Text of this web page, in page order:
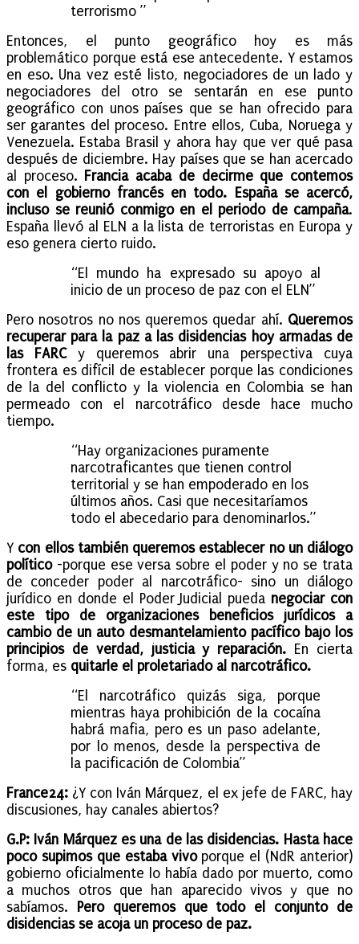
terrorismo ”
Entonces, el punto geográfico hoy es más
problemático porque está ese antecedente. Y estamos
en eso. Una vez esté listo, negociadores de un lado y
negociadores del otro se sentarán en ese punto
geográfico con unos países que se han ofrecido para
ser garantes del proceso. Entre ellos, Cuba, Noruega y
Venezuela. Estaba Brasil y ahora hay que ver qué pasa
después de diciembre. Hay países que se han acercado
al proceso. Francia acaba de decirme que contemos
con el gobierno francés en todo. España se acercó,
incluso se reunió conmigo en el periodo de campaña.
España llevó al ELN a la lista de terroristas en Europa y
eso genera cierto ruido.
“El mundo ha expresado su apoyo al
inicio de un proceso de paz con el ELN”
Pero nosotros no nos queremos quedar ahí. Queremos
recuperar para la paz a las disidencias hoy armadas de
las FARCy queremos abrir una perspectiva cuya
frontera es difícil de establecer porque las condiciones
de la del conflicto y la violencia en Colombia se han
permeado con el narcotráfico desde hace mucho
tiempo.
“Hay organizaciones puramente
narcotraficantes que tienen control
territorial y se han empoderado en los
últimos años. Casi que necesitaríamos
todo el abecedario para denominarlos.”
Y con ellos también queremos establecer no un diálogo
político-porque ese versa sobre el poder y no se trata
de conceder poder al narcotráfico- sino un diálogo
jurídico en donde el Poder Judicial pueda negociar con
este tipo de organizaciones beneficios jurídicos a
cambio de un auto desmantelamiento pacífico bajo los
principios de verdad, justicia y reparación. En cierta
forma, es quitarle el proletariado al narcotráfico.
“El narcotráfico quizás siga, porque
mientras haya prohibición de la cocaína
habrá mafia, pero es un paso adelante,
por lo menos, desde la perspectiva de
la pacificación de Colombia”
France24: ¿Y con Iván Márquez, el ex jefe de FARC, hay
discusiones, hay canales abiertos?
G.P: Iván Márquez es una de las disidencias. Hasta hace
poco supimos que estaba vivo porque el (NdR anterior)
gobierno oficialmente lo había dado por muerto, como
a muchos otros que han aparecido vivos y que no
sabíamos.
Pero queremos que todo el conjunto de
disidencias se acoja un proceso de paz.